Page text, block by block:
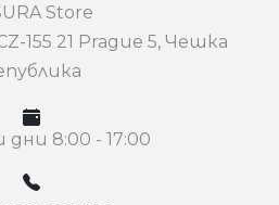
Store
155 21 Prague 5, Чешка
8:00 - 17:00